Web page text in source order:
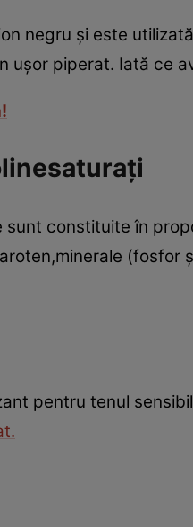
negru şi este
uşor piperat. Iată ce
constituite în
(fosfor
pentru tenul